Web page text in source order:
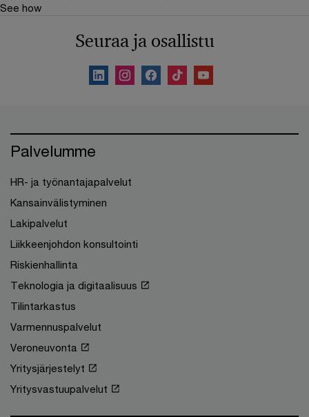
See how
Seuraa ja osallistu
Palvelumme
HR- ja työnantajapalvelut
Kansainvälistyminen
Lakipalvelut
Liikkeenjohdon konsultointi
Riskienhallinta
Teknologia ja digitaalisuus
Tilintarkastus
Varmennuspalvelut
Veroneuvonta
Yritysjärjestelyt
Yritysvastuupalvelut